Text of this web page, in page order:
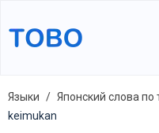
Языки Японский слова по
keimukan